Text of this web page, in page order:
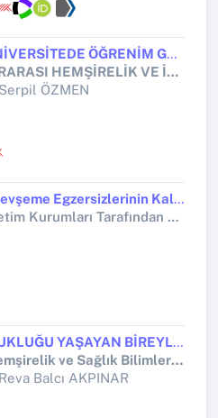
İKİ AYRI ÜNİVERSİTEDE ÖĞRENİM GÖREN HEMŞİRELİK ÖĞRENCİLERİNİN ELEKTRONİK SAĞLIK KAYITLARINI (ESK) KULLANMA DURUMLARININ İNCELENMESİ
6. ULUSLARARASI HEMŞİRELİK VE İNOVASYON KONGRESİ
ÖZMEN
Progresif Gevşeme Egzersizlerinin Kalp Hastalarının Uyku Kalitesi, Serotonin ve Melatonin Seviyesi Üzerine Etkisi
Yükseköğretim Kurumları Tarafından Destekli Bilimsel Araştırma Projesi (Yükseköğretim Kurumları tarafından destekli bilimsel araştırma projesi)
UYKU BOZUKLUĞU YAŞAYAN BİREYLERİN YAKINMALARININ VE UYKUYU ETKİLEYEN DURUMLARIN İNCELENMESİ
Anadolu Hemşirelik ve Sağlık Bilimleri Dergisi
Balcı AKPINAR